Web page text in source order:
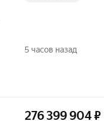
5 часов назад
276 399 904₽